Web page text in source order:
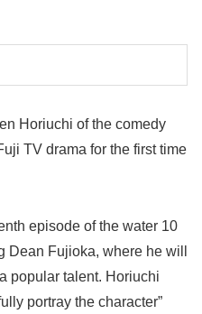
Horiuchi of the comedy
TV drama for the first time
episode of the water 10
Dean Fujioka, where he will
popular talent. Horiuchi
portray the character”